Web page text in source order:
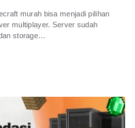
murah bisa menjadi pilihan
multiplayer. Server sudah
storage…